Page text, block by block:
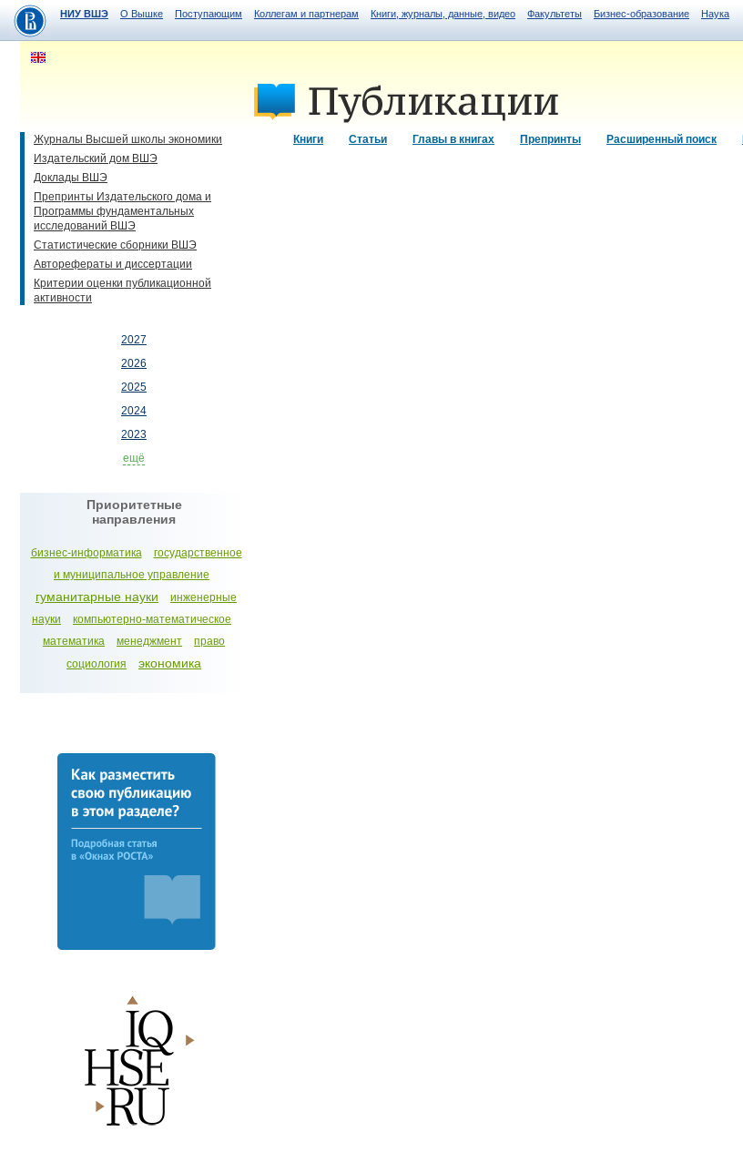
НИУ ВШЭ О Вышке Поступающим Коллегам и партнерам Книги, журналы, данные, видео Факультеты Бизнес-образование Наука
Книги Статьи Главы в книгах Препринты Расширенный поиск
Журналы Высшей школы экономики
Издательский дом ВШЭ
Доклады ВШЭ
Препринты Издательского дома и
Программы фундаментальных
исследований ВШЭ
Статистические сборники ВШЭ
Авторефераты и диссертации
Критерии оценки публикационной
активности
2027
2026
2025
2024
2023
ещё
Приоритетные
направления
бизнес-информатика
государственное
и муниципальное управление
гуманитарные науки
инженерные
науки
компьютерно-математическое
математика
менеджмент
право
социология
экономика